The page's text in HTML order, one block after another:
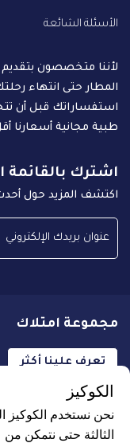
الأسئلة الشائعة
لأننا متخصصون بتقديم
المطار حتى انتهاء
استفساراتك قبل أن
طبية مجانية أسعارنا أقل
اشترك بالقائمة
اكتشف المزيد حول
مجموعة امتلاك
تعرف علينا أكثر
الكوكيز
نحن نستخدم الكوكيز
الثالثة حتى نتمكن